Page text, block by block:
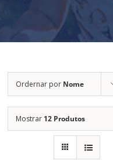
Ordernar por Nome
Mostrar 12 Produtos